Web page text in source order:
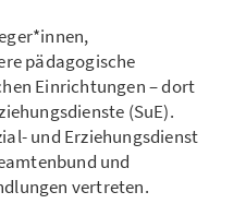
pädagogische
Einrichtungen – dort
(SuE).
und Erziehungsdienst
und
vertreten.